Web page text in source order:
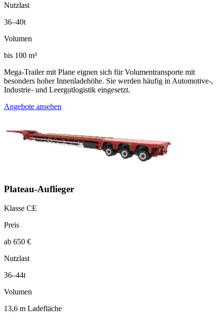
Nutzlast
36–40t
Volumen
bis 100 m³
Mega-Trailer mit Plane eignen sich für Volumentransporte mit
besonders hoher Innenladehöhe. Sie werden häufig in Automotive-,
Industrie- und Leergutlogistik eingesetzt.
Angebote ansehen
Plateau-Auflieger
Klasse CE
Preis
ab 650 €
Nutzlast
36–44t
Volumen
13,6 m Ladefläche